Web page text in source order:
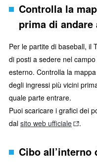
Controlla la
prima di
Per le partite di baseball, il
di posti a sedere nel
esterno. Controlla la
degli ingressi più vicini
quale parte entrare.
Puoi scaricare i grafici dei
dal sito web ufficiale .
Cibo all’interno